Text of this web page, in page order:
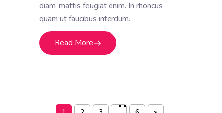
diam, mattis feugiat enim. In rhoncus
quam ut faucibus interdum.
Read More